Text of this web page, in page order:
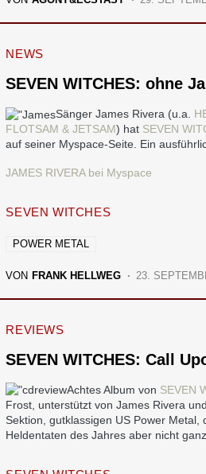
NEWS
SEVEN WITCHES: ohne
Sänger James Rivera (u.a.
FLOTSAM & JETSAM) hat SEVEN
auf seiner Myspace-Seite. Ein
JAMES RIVERA bei Myspace
SEVEN WITCHES
POWER METAL
VON FRANK HELLWEG 23.
REVIEWS
SEVEN WITCHES: Call
Achtes Album von SEVEN
Frost, unterstützt von James Rivera
Sektion, gutklassigen US Power
Heldentaten des Jahres aber nicht